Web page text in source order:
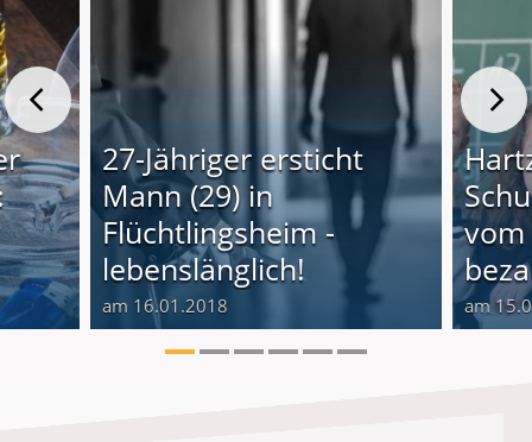
27-Jähriger ersticht
Mann (29) in
Flüchtlingsheim -
lebenslänglich!
am 16.01.2018 am